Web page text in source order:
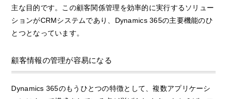
主な目的です。この顧客関係管理を効率的に実行するソリュー
ションがCRMシステムであり、Dynamics 365の主要機能のひ
とつとなっています。
顧客情報の管理が容易になる
Dynamics 365のもうひとつの特徴として、複数アプリケーシ